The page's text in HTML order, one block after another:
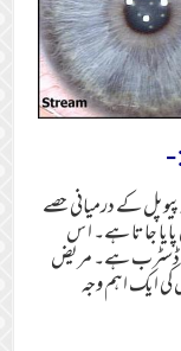
کے درمیانی حصے
پایا جاتا ہے۔ ا س
ڈسٹرب ہے۔ مریض
ایک اہم وجہ